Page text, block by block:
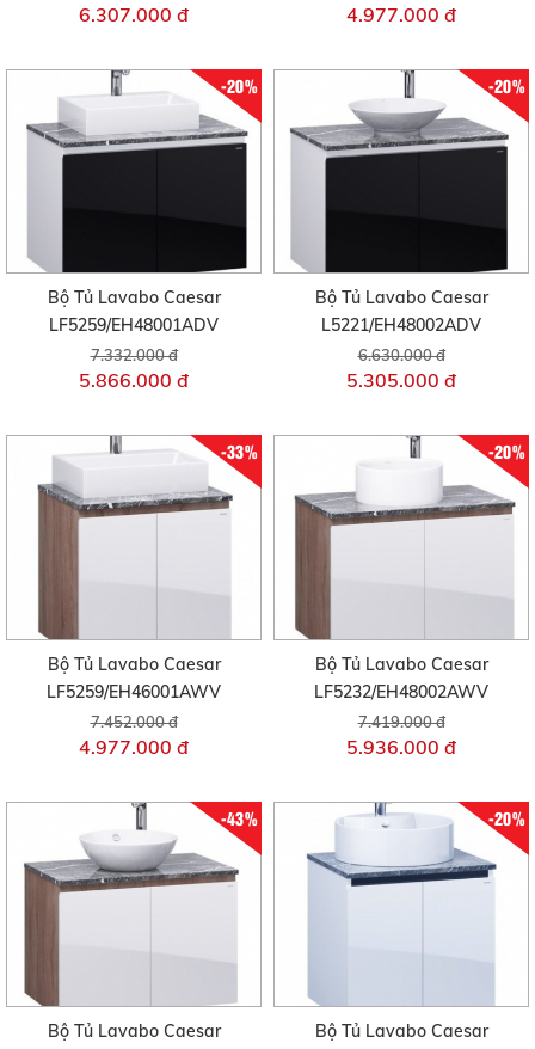
6.307.000 đ 4.977.000 đ
-20%
Bộ Tủ Lavabo Caesar
LF5259/EH48001ADV
7.332.000 đ
5.866.000 đ
-20%
Bộ Tủ Lavabo Caesar
L5221/EH48002ADV
6.630.000 đ
5.305.000 đ
-33%
Bộ Tủ Lavabo Caesar
LF5259/EH46001AWV
7.452.000 đ
4.977.000 đ
-20%
Bộ Tủ Lavabo Caesar
LF5232/EH48002AWV
7.419.000 đ
5.936.000 đ
-43%
Bộ Tủ Lavabo Caesar
-20%
Bộ Tủ Lavabo Caesar